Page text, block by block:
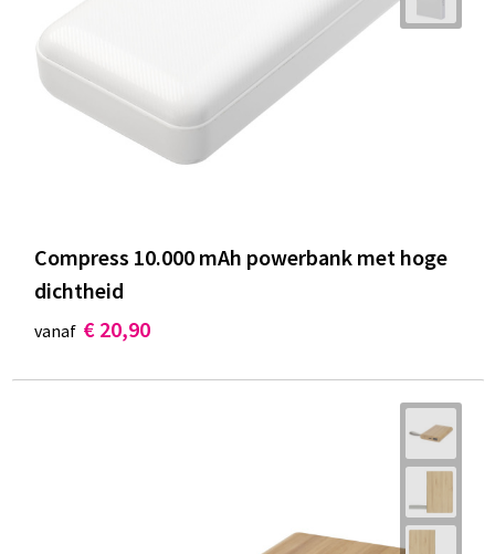
Compress 10.000 mAh powerbank met hoge
dichtheid
vanaf € 20,90